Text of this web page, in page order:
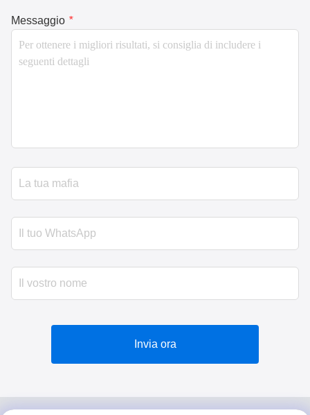
Messaggio *
Invia ora